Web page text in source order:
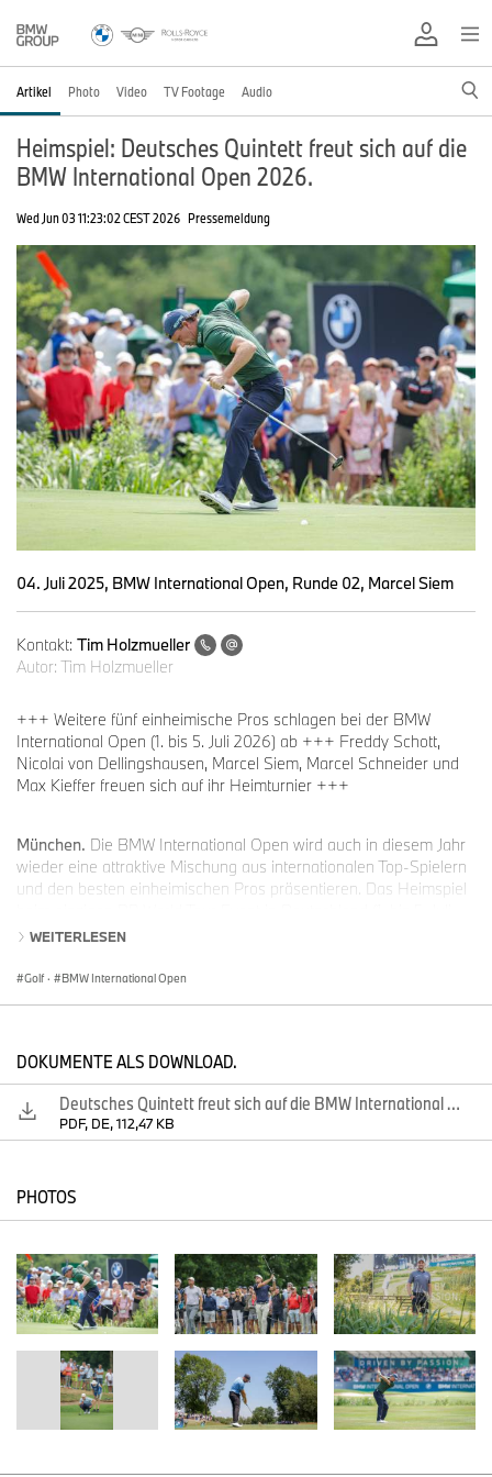
Artikel Photo Video TV Footage Audio
Heimspiel: Deutsches Quintett freut sich auf die
BMW International Open 2026.
Wed Jun 03 11:23:02 CEST 2026 Pressemeldung
04. Juli 2025, BMW International Open, Runde 02, Marcel Siem
Kontakt: Tim Holzmueller
Autor: Tim Holzmueller
+++ Weitere fünf einheimische Pros schlagen bei der BMW
International Open (1. bis 5. Juli 2026) ab +++ Freddy Schott,
Nicolai von Dellingshausen, Marcel Siem, Marcel Schneider und
Max Kieffer freuen sich auf ihr Heimturnier +++
München. Die BMW International Open wird auch in diesem Jahr
wieder eine attraktive Mischung aus internationalen Top-Spielern
und den besten einheimischen Pros präsentieren. Das Heimspiel
2026, Golfclub München Eichenried) ist für die nationale Elite ein
wiederum dürfen sich einmal mehr auf zahlreiche Landsleute
Der 25-jährige Freddy Schott konnte in diesem Jahr seinen ersten
Sieg auf der DP World Tour feiern, als er im Februar bei der
Bahrain Championship unter anderem Patrick Reed (USA) im
Stechen bezwang. In München kommt es nun zum erneuten
Seit vielen Jahren ist Nicolai von Dellingshausen nicht mehr von
der BMW International Open wegzudenken. Der 33-Jährige
triumphierte im vergangenen Jahr bei der Austrian Open erstmals
auf der DP World Tour und erreichte 2022 mit einem geteilten
fünften Rang sein bestes Ergebnis in München.
Den Traum vom Sieg in seinem „Kinderzimmer“ – er verbrachte
seine Kindheit im GC München Eichenried – hat Marcel Siem
noch nicht ausgeträumt. Der 45-Jährige wird einen erneuten
Anlauf nehmen, um in der Heimat seinen siebten Titel auf der DP
World Tour zu gewinnen.
WEITERLESEN
Golf · BMW International Open
DOKUMENTE ALS DOWNLOAD.
Deutsches Quintett freut sich auf die BMW International Open 2026
PDF, DE, 112,47 KB
PHOTOS